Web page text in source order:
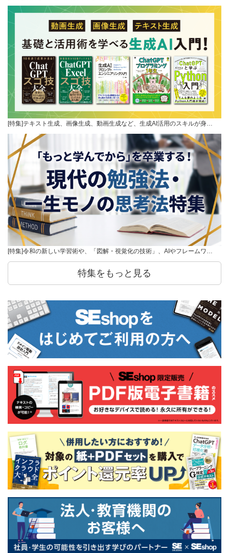
[特集]テキスト生成、画像生成、動画生成など、生成AI活用のスキルが身…
[特集]令和の新しい学習術や、「図解・視覚化の技術」、AIやフレームワ…
特集をもっと見る